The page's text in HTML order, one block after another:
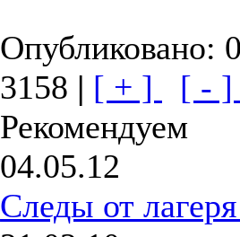
Опубликовано:
3158 | [ + ]
[ -
Рекомендуем
04.05.12
Cледы от